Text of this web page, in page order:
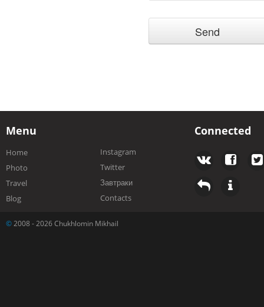
Menu
Home
Photo
Travel
Blog
Instagram
Twitter
Завтраки
Contacts
Connected
© 2008 - 2026 Chukhlomin Mikhail